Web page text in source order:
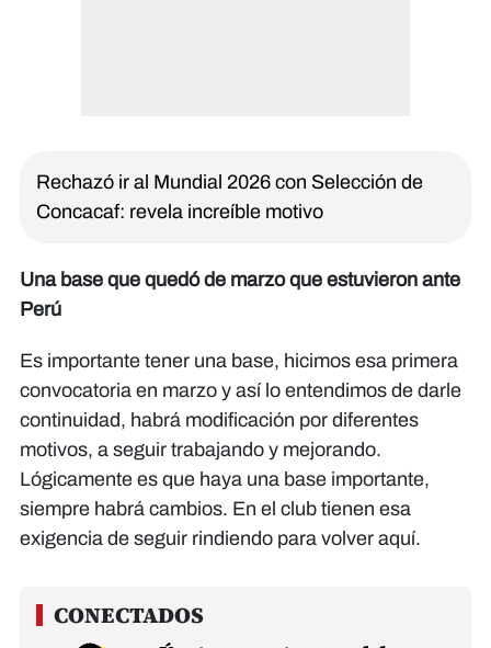
Rechazó ir al Mundial 2026 con Selección de
Concacaf: revela increíble motivo
Una base que quedó de marzo que estuvieron ante
Perú
Es importante tener una base, hicimos esa primera
convocatoria en marzo y así lo entendimos de darle
continuidad, habrá modificación por diferentes
motivos, a seguir trabajando y mejorando.
Lógicamente es que haya una base importante,
siempre habrá cambios. En el club tienen esa
exigencia de seguir rindiendo para volver aquí.